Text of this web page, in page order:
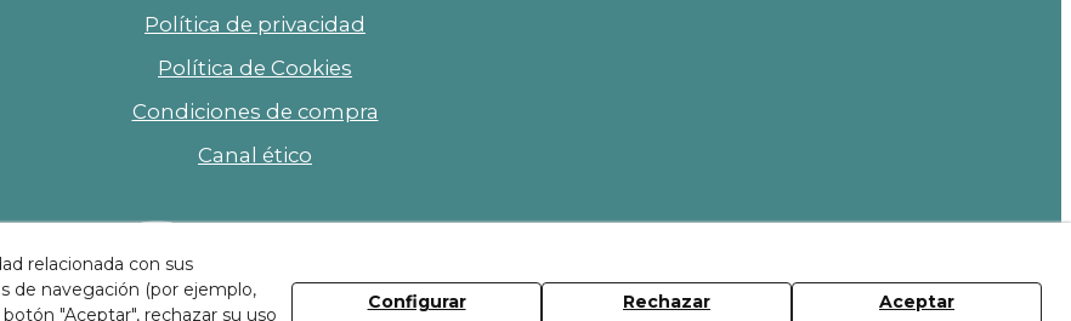
Política de privacidad
Política de Cookies
Condiciones de compra
Canal ético
instalaciones
relacionada con sus
de navegación (por ejemplo,
"Aceptar", rechazar su uso
Configurar Rechazar Aceptar